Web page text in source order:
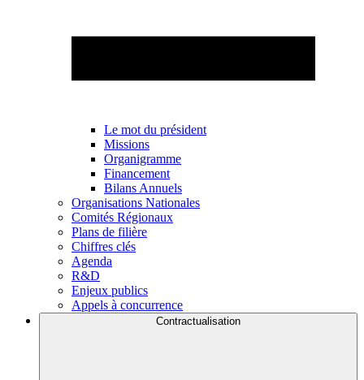
Le mot du président
Missions
Organigramme
Financement
Bilans Annuels
Organisations Nationales
Comités Régionaux
Plans de filière
Chiffres clés
Agenda
R&D
Enjeux publics
Appels à concurrence
Contractualisation